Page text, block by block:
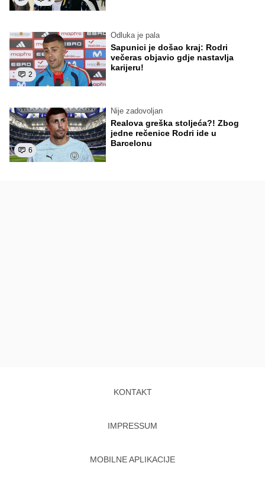
2
Odluka je pala
Sapunici je došao kraj: Rodri
večeras objavio gdje nastavlja
karijeru!
6
Nije zadovoljan
Realova greška stoljeća?! Zbog
jedne rečenice Rodri ide u
Barcelonu
KONTAKT
IMPRESSUM
MOBILNE APLIKACIJE